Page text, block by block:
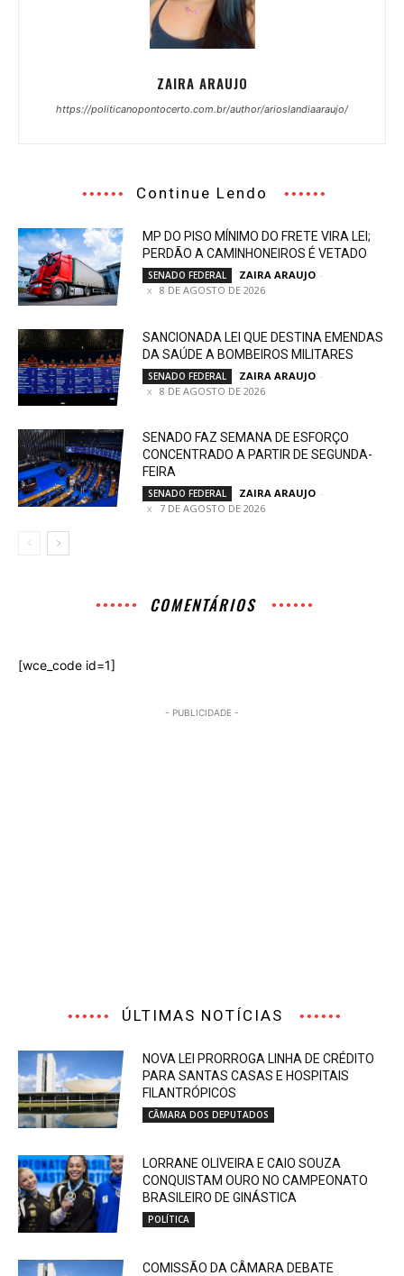
ZAIRA ARAUJO
https://politicanopontocerto.com.br/author/arioslandiaaraujo/
Continue Lendo
MP DO PISO MÍNIMO DO FRETE VIRA LEI;
PERDÃO A CAMINHONEIROS É VETADO
SENADO FEDERAL ZAIRA ARAUJO -
8 DE AGOSTO DE 2026
SANCIONADA LEI QUE DESTINA EMENDAS
DA SAÚDE A BOMBEIROS MILITARES
SENADO FEDERAL ZAIRA ARAUJO -
8 DE AGOSTO DE 2026
SENADO FAZ SEMANA DE ESFORÇO
CONCENTRADO A PARTIR DE SEGUNDA-
FEIRA
SENADO FEDERAL ZAIRA ARAUJO -
7 DE AGOSTO DE 2026
COMENTÁRIOS
[wce_code id=1]
- PUBLICIDADE -
ÚLTIMAS NOTÍCIAS
NOVA LEI PRORROGA LINHA DE CRÉDITO
PARA SANTAS CASAS E HOSPITAIS
FILANTRÓPICOS
CÂMARA DOS DEPUTADOS
LORRANE OLIVEIRA E CAIO SOUZA
CONQUISTAM OURO NO CAMPEONATO
BRASILEIRO DE GINÁSTICA
POLÍTICA
COMISSÃO DA CÂMARA DEBATE